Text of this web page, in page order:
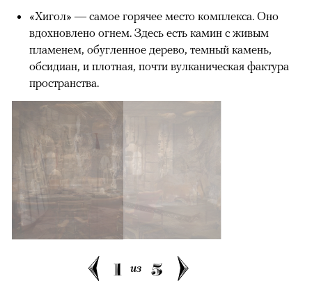
«Хигол» — самое горячее место комплекса. Оно
вдохновлено огнем. Здесь есть камин с живым
пламенем, обугленное дерево, темный камень,
обсидиан, и плотная, почти вулканическая фактура
пространства.
1 из 5